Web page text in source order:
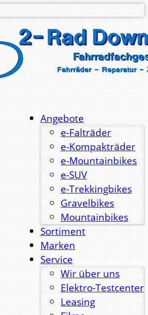
Angebote
e-Falträder
e-Kompakträder
e-Mountainbikes
e-SUV
e-Trekkingbikes
Gravelbikes
Mountainbikes
Sortiment
Marken
Service
Wir über uns
Elektro-Testcenter
Leasing